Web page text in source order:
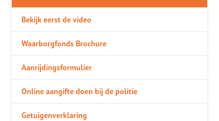
Bekijk eerst de video
Waarborgfonds Brochure
Aanrijdingsformulier
Online aangifte doen bij de politie
Getuigenverklaring